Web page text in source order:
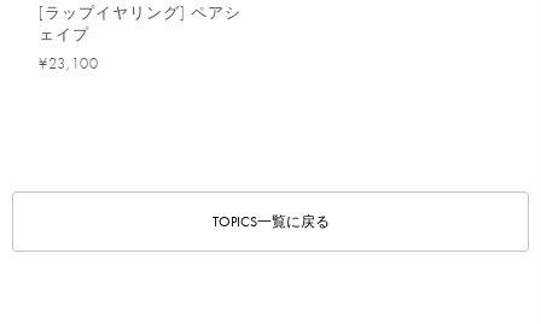
[ラップイヤリング] ペアシ
ェイプ
¥23,100
TOPICS一覧に戻る